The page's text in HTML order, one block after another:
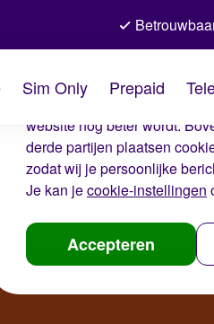
De cookies
Wij gebruiken cookies op
website nog beter wordt.
derde partijen plaatsen
zodat wij je persoonlijke
Je kan jecookie-instellingen
Accepteren
Sim Only Prepaid
en eSIM